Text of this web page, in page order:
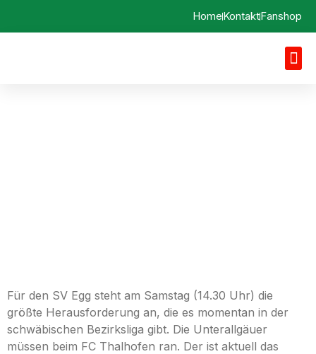
HomeKontaktFanshop
Für den SV Egg steht am Samstag (14.30 Uhr) die
größte Herausforderung an, die es momentan in der
schwäbischen Bezirksliga gibt. Die Unterallgäuer
müssen beim FC Thalhofen ran. Der ist aktuell das